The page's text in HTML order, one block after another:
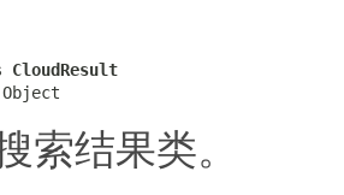
CloudResult
索结果类。